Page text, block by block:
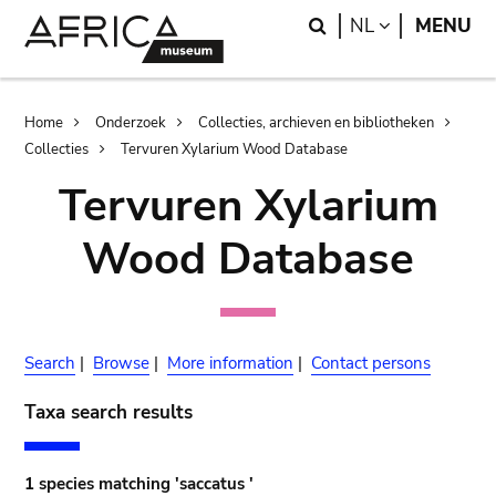
Search
NL LANGUAGE
MENU
Breadcrumb
Home Onderzoek
Collecties, archieven en bibliotheken
Collecties
Tervuren Xylarium Wood Database
Tervuren Xylarium
Wood Database
Search | Browse | More information | Contact persons
Taxa search results
1 species matching 'saccatus '